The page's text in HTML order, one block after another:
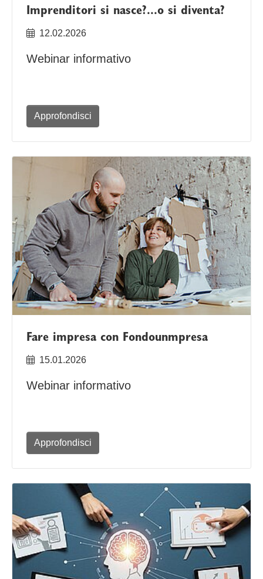
Imprenditori si nasce?...o si diventa?
12.02.2026
Webinar informativo
Approfondisci
Fare impresa con Fondounmpresa
15.01.2026
Webinar informativo
Approfondisci